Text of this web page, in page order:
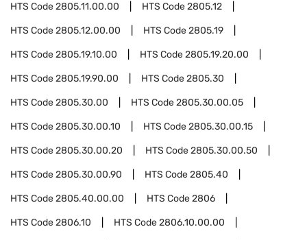
HTS Code2805.11.00.00 HTS Code2805.12
HTS Code2805.12.00.00 HTS Code2805.19
HTS Code2805.19.10.00 HTS Code2805.19.20.00
HTS Code2805.19.90.00 HTS Code2805.30
HTS Code2805.30.00 HTS Code2805.30.00.05
HTS Code2805.30.00.10 HTS Code2805.30.00.15
HTS Code2805.30.00.20 HTS Code2805.30.00.50
HTS Code2805.30.00.90 HTS Code2805.40
HTS Code2805.40.00.00 HTS Code2806
HTS Code2806.10 HTS Code2806.10.00.00